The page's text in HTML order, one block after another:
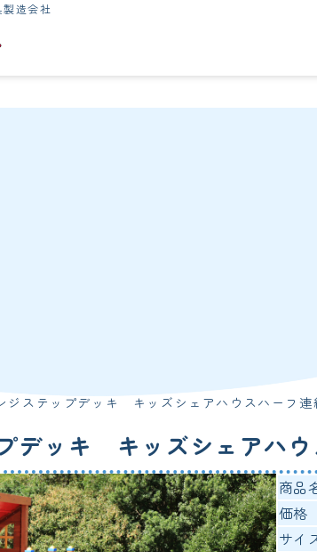
造会社
ジステップデッキ キッズシェアハウスハーフ連
デッキ キッズシェアハ
商品
価格
サイ